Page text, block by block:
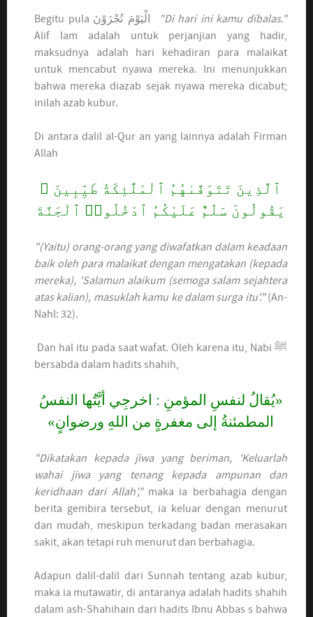
Begitu pula
"Di hari ini kamu dibalas."
Alif lam adalah untuk perjanjian yang hadir,
maksudnya adalah hari kehadiran para malaikat
untuk mencabut nyawa mereka. Ini menunjukkan
bahwa mereka diazab sejak nyawa mereka dicabut;
inilah azab kubur.
Di antara dalil al-Qur an yang lainnya adalah Firman
Allah
ٱلَّذِينَ تَتَوَفَّىٰهُمُ ٱلْمَلَٰٓئِكَةُ طَيِّبِينَ ۙ
يَقُولُونَ سَلَٰمٌ عَلَيْكُمُ ٱدْخُلُوا۟ ٱلْجَنَّةَ
"(Yaitu) orang-orang yang diwafatkan dalam keadaan
baik oleh para malaikat dengan mengatakan (kepada
mereka), 'Salamun alaikum (semoga salam sejahtera
atas kalian), masuklah kamu ke dalam surga itu'."(An-
Nahl: 32).
Dan hal itu pada saat wafat. Oleh karena itu, Nabi ﷺ
bersabda dalam hadits shahih,
«يُقالُ لنفسِ المؤمنِ : اخرجِي أيَّتُها النفسُ
المطمئنةُ إلى مغفرةٍ من اللهِ ورضوانٍ»
"Dikatakan kepada jiwa yang beriman, 'Keluarlah
wahai jiwa yang tenang kepada ampunan dan
keridhaan dari Allah',"maka ia berbahagia dengan
berita gembira tersebut, ia keluar dengan menurut
dan mudah, meskipun terkadang badan merasakan
sakit, akan tetapi ruh menurut dan berbahagia.
Adapun dalil-dalil dari Sunnah tentang azab kubur,
maka ia mutawatir, di antaranya adalah hadits shahih
dalam ash-Shahihain dari hadits Ibnu Abbas s bahwa